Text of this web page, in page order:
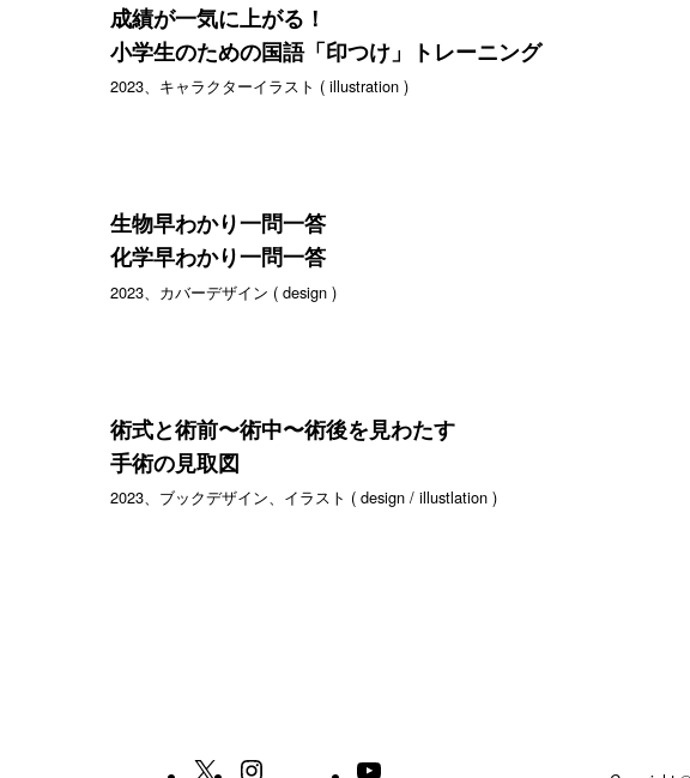
成績が一気に上がる！
小学生のための国語「印つけ」トレーニング
2023、キャラクターイラスト ( illustration )
生物早わかり一問一答
化学早わかり一問一答
2023、カバーデザイン ( design )
術式と術前〜術中〜術後を見わたす
手術の見取図
2023、ブックデザイン、イラスト ( design / illustlation )